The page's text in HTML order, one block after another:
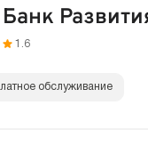
1.6
обслуживание